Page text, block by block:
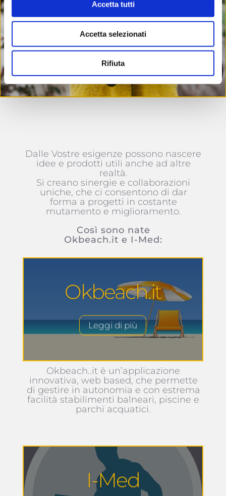
Accetta tutti
Accetta selezionati
Rifiuta
Dalle Vostre esigenze possono nascere
idee e prodotti utili anche ad altre
realtà.
Si creano sinergie e collaborazioni
uniche, che ci consentono di dar
forma a progetti in costante
mutamento e miglioramento.
Così sono nate
Okbeach.it e I-Med:
Okbeach.it
Leggi di più
Okbeach..it è un’applicazione
innovativa, web based, che permette
di gestire in autonomia e con estrema
facilità stabilimenti balneari, piscine e
parchi acquatici.
I-Med